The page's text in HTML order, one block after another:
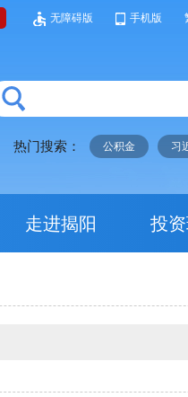
无障碍版 手机版
热门搜索： 公积金 习
走进揭阳 投